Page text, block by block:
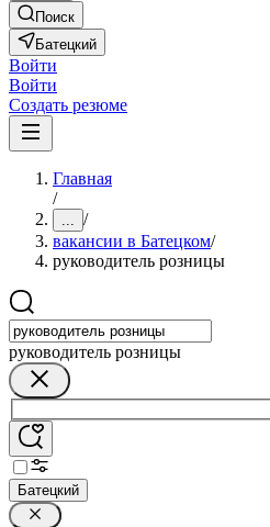
Поиск
Батецкий
Войти
Войти
Создать резюме
Главная
/
... /
вакансии в Батецком/
руководитель розницы
руководитель розницы
Батецкий